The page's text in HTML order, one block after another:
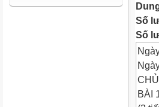
Số
Số
BÀI